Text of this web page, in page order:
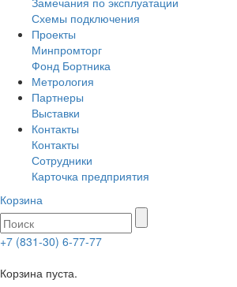
Схемы подключения
Проекты
Минпромторг
Фонд Бортника
Метрология
Партнеры
Выставки
Контакты
Контакты
Сотрудники
Карточка предприятия
Корзина
+7 (831-30) 6-77-77
Корзина пуста.